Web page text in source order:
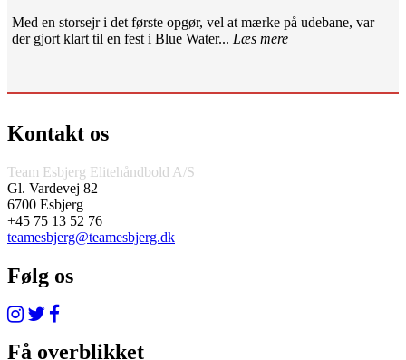
Med en storsejr i det første opgør, vel at mærke på udebane, var
der gjort klart til en fest i Blue Water... Læs mere
Kontakt os
Team Esbjerg Elitehåndbold A/S
Gl. Vardevej 82
6700 Esbjerg
+45 75 13 52 76
teamesbjerg@teamesbjerg.dk
Følg os
Få overblikket